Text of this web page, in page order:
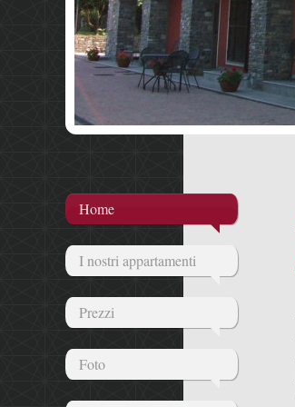
Home
I nostri appartamenti
Prezzi
Foto